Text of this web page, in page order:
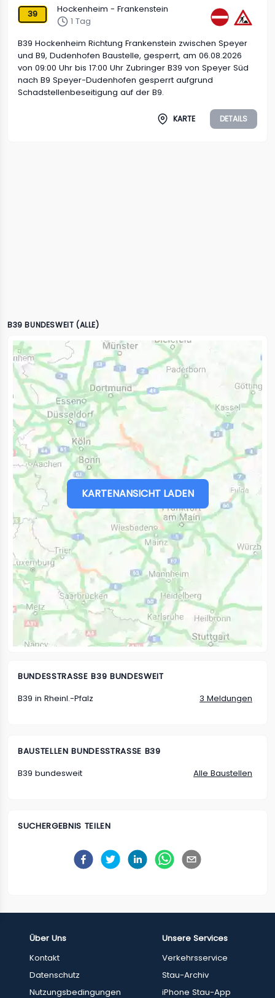
39
Hockenheim - Frankenstein
1 Tag
B39 Hockenheim Richtung Frankenstein zwischen Speyer
und B9, Dudenhofen Baustelle, gesperrt, am 06.08.2026
von 09:00 Uhr bis 17:00 Uhr Zubringer B39 von Speyer Süd
nach B9 Speyer-Dudenhofen gesperrt aufgrund
Schadstellenbeseitigung auf der B9.
KARTE DETAILS
B39 BUNDESWEIT (ALLE)
KARTENANSICHT LADEN
BUNDESSTRASSE B39 BUNDESWEIT
B39 in Rheinl.-Pfalz
3 Meldungen
BAUSTELLENBUNDESSTRASSE B39
B39 bundesweit
Alle Baustellen
SUCHERGEBNIS TEILEN
Über Uns
Kontakt
Datenschutz
Nutzungsbedingungen
Unsere Services
Verkehrsservice
Stau-Archiv
iPhone Stau-App